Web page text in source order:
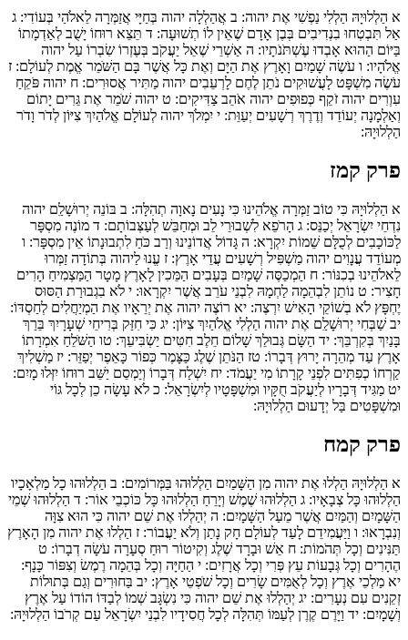
א הַלְלוּיָהּ הַלְלִי נַפְשִׁי אֶת יהוה: ב אֲהַלְלָה יהוה בְּחַיָּי אֲזַמְּרָה לֵאלֹהַי בְּעוֹדִי: ג
אַל תִּבְטְחוּ בִנְדִיבִים בְּבֶן אָדָם שֶׁאֵין לוֹ תְשׁוּעָה: ד תֵּצֵא רוּחוֹ יָשֻׁב לְאַדְמָתוֹ
בַּיּוֹם הַהוּא אָבְדוּ עֶשְׁתֹּנֹתָיו: ה אַשְׁרֵי שֶׁאֵל יַעֲקֹב בְּעֶזְרוֹ שִׂבְרוֹ עַל יהוה
אֱלֹהָיו: ו עֹשֶׂה שָׁמַיִם וָאָרֶץ אֶת הַיָּם וְאֶת כָּל אֲשֶׁר בָּם הַשֹּׁמֵר אֱמֶת לְעוֹלָם: ז
עֹשֶׂה מִשְׁפָּט לָעֲשׁוּקִים נֹתֵן לֶחֶם לָרְעֵבִים יהוה מַתִּיר אֲסוּרִים: ח יהוה פֹּקֵחַ
עִוְרִים יהוה זֹקֵף כְּפוּפִים יהוה אֹהֵב צַדִּיקִים: ט יהוה שֹׁמֵר אֶת גֵּרִים יָתוֹם
וְאַלְמָנָה יְעוֹדֵד וְדֶרֶךְ רְשָׁעִים יְעַוֵּת: י יִמְלֹךְ יהוה לְעוֹלָם אֱלֹהַיִךְ צִיּוֹן לְדֹר וָדֹר
הַלְלוּיָהּ:
פרק קמז
א הַלְלוּיָהּ כִּי טוֹב זַמְּרָה אֱלֹהֵינוּ כִּי נָעִים נָאוָה תְהִלָּה: ב בּוֹנֵה יְרוּשָׁלִַם יהוה
נִדְחֵי יִשְׂרָאֵל יְכַנֵּס: ג הָרֹפֵא לִשְׁבוּרֵי לֵב וּמְחַבֵּשׁ לְעַצְּבוֹתָם: ד מוֹנֶה מִסְפָּר
לַכּוֹכָבִים לְכֻלָּם שֵׁמוֹת יִקְרָא: ה גָּדוֹל אֲדוֹנֵינוּ וְרַב כֹּחַ לִתְבוּנָתוֹ אֵין מִסְפָּר: ו
מְעוֹדֵד עֲנָוִים יהוה מַשְׁפִּיל רְשָׁעִים עֲדֵי אָרֶץ: ז עֱנוּ לַיהוה בְּתוֹדָה זַמְּרוּ
לֵאלֹהֵינוּ בְכִנּוֹר: ח הַמְכַסֶּה שָׁמַיִם בְּעָבִים הַמֵּכִין לָאָרֶץ מָטָר הַמַּצְמִיחַ הָרִים
חָצִיר: ט נוֹתֵן לִבְהֵמָה לַחְמָהּ לִבְנֵי עֹרֵב אֲשֶׁר יִקְרָאוּ: י לֹא בִגְבוּרַת הַסּוּס
יֶחְפָּץ לֹא בְשׁוֹקֵי הָאִישׁ יִרְצֶה: יא רוֹצֶה יהוה אֶת יְרֵאָיו אֶת הַמְיַחֲלִים לְחַסְדּוֹ:
יב שַׁבְּחִי יְרוּשָׁלִַם אֶת יהוה הַלְלִי אֱלֹהַיִךְ צִיּוֹן: יג כִּי חִזַּק בְּרִיחֵי שְׁעָרָיִךְ בֵּרַךְ
בָּנַיִךְ בְּקִרְבֵּךְ: יד הַשָּׂם גְּבוּלֵךְ שָׁלוֹם חֵלֶב חִטִּים יַשְׂבִּיעֵךְ: טו הַשֹּׁלֵחַ אִמְרָתוֹ
אָרֶץ עַד מְהֵרָה יָרוּץ דְּבָרוֹ: טז הַנֹּתֵן שֶׁלֶג כַּצָּמֶר כְּפוֹר כָּאֵפֶר יְפַזֵּר: יז מַשְׁלִיךְ
קַרְחוֹ כְפִתִּים לִפְנֵי קָרָתוֹ מִי יַעֲמֹד: יח יִשְׁלַח דְּבָרוֹ וְיַמְסֵם יַשֵּׁב רוּחוֹ יִזְּלוּ מָיִם:
יט מַגִּיד דְּבָרָיו לְיַעֲקֹב חֻקָּיו וּמִשְׁפָּטָיו לְיִשְׂרָאֵל: כ לֹא עָשָׂה כֵן לְכָל גּוֹי
וּמִשְׁפָּטִים בַּל יְדָעוּם הַלְלוּיָהּ:
פרק קמח
א הַלְלוּיָהּ הַלְלוּ אֶת יהוה מִן הַשָּׁמַיִם הַלְלוּהוּ בַּמְּרוֹמִים: ב הַלְלוּהוּ כָל מַלְאָכָיו
הַלְלוּהוּ כָּל צְבָאָיו: ג הַלְלוּהוּ שֶׁמֶשׁ וְיָרֵחַ הַלְלוּהוּ כָּל כּוֹכְבֵי אוֹר: ד הַלְלוּהוּ שְׁמֵי
הַשָּׁמָיִם וְהַמַּיִם אֲשֶׁר מֵעַל הַשָּׁמָיִם: ה יְהַלְלוּ אֶת שֵׁם יהוה כִּי הוּא צִוָּה
וְנִבְרָאוּ: ו וַיַּעֲמִידֵם לָעַד לְעוֹלָם חָק נָתַן וְלֹא יַעֲבוֹר: ז הַלְלוּ אֶת יהוה מִן הָאָרֶץ
תַּנִּינִים וְכָל תְּהֹמוֹת: ח אֵשׁ וּבָרָד שֶׁלֶג וְקִיטוֹר רוּחַ סְעָרָה עֹשָׂה דְבָרוֹ: ט
הֶהָרִים וְכָל גְּבָעוֹת עֵץ פְּרִי וְכָל אֲרָזִים: י הַחַיָּה וְכָל בְּהֵמָה רֶמֶשׂ וְצִפּוֹר כָּנָף:
יא מַלְכֵי אֶרֶץ וְכָל לְאֻמִּים שָׂרִים וְכָל שֹׁפְטֵי אָרֶץ: יב בַּחוּרִים וְגַם בְּתוּלוֹת
זְקֵנִים עִם נְעָרִים: יג יְהַלְלוּ אֶת שֵׁם יהוה כִּי נִשְׂגָּב שְׁמוֹ לְבַדּוֹ הוֹדוֹ עַל אֶרֶץ
וְשָׁמָיִם: יד וַיָּרֶם קֶרֶן לְעַמּוֹ תְּהִלָּה לְכָל חֲסִידָיו לִבְנֵי יִשְׂרָאֵל עַם קְרֹבוֹ הַלְלוּיָהּ: